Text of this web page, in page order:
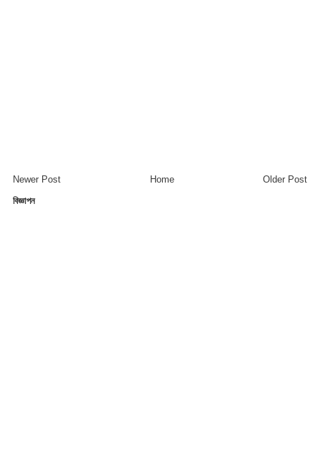
Newer Post Older Post
Home
বিজ্ঞাপন